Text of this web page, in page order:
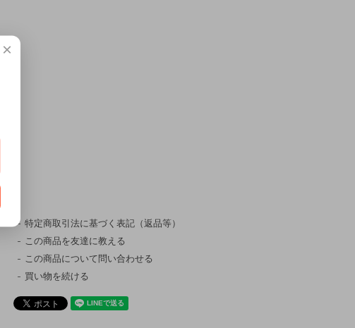
特定商取引法に基づく表記（返品等）
この商品を友達に教える
この商品について問い合わせる
買い物を続ける
×